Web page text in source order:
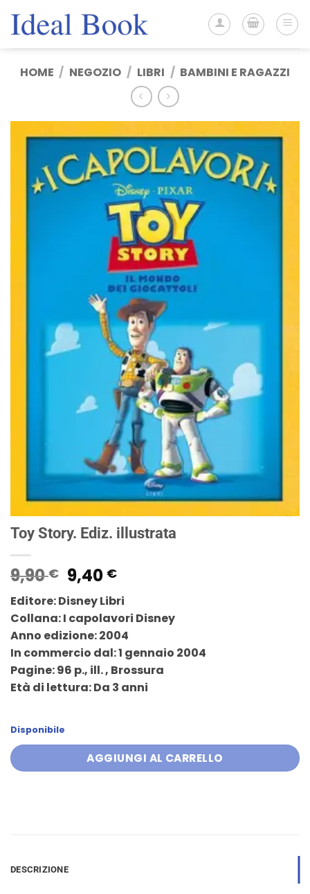
HOME / NEGOZIO / LIBRI / BAMBINI E RAGAZZI
Toy Story. Ediz. illustrata
9,90€ Il
prezzo
originale
era:
9,90 €.
9,40 €Il
prezzo
attuale
è:
9,40 €.
Editore: Disney Libri
Collana: I capolavori Disney
Anno edizione: 2004
In commercio dal: 1 gennaio 2004
Pagine: 96 p., ill. , Brossura
Età di lettura: Da 3 anni
Disponibile
AGGIUNGI AL CARRELLO
DESCRIZIONE